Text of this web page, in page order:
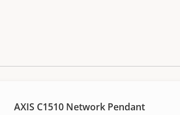
AXIS C1510 Network Pendant